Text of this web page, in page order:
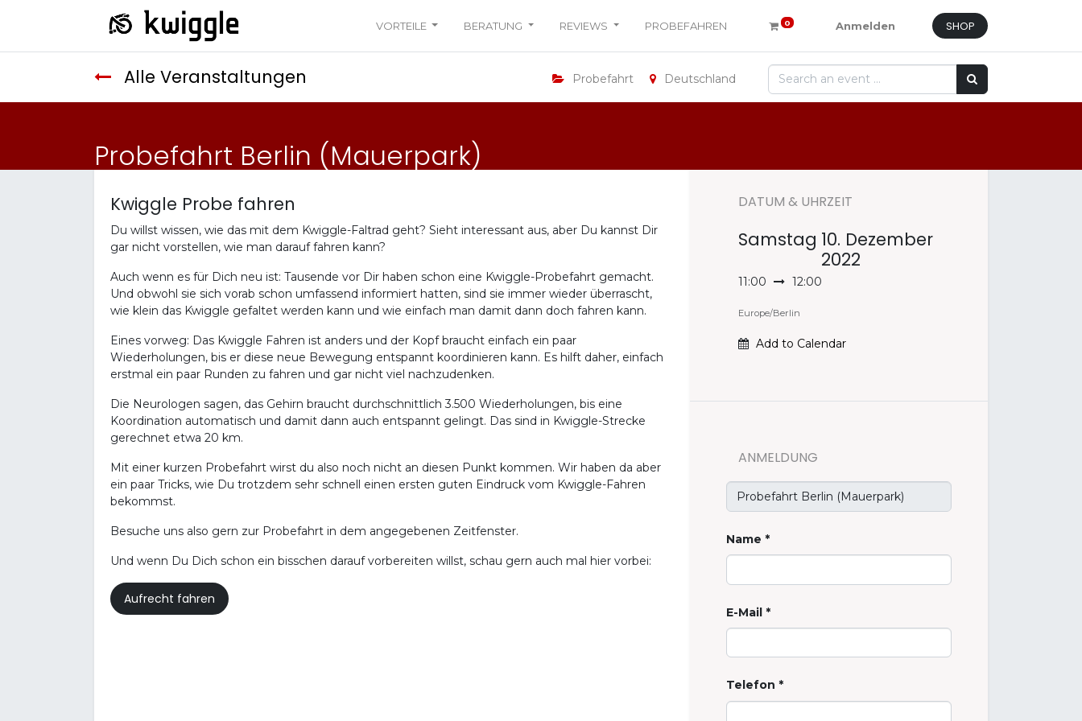
VORTEILE BERATUNG REVIEWS PROBEFAHREN 0 Anmelden SHOP
Alle Veranstaltungen Probefahrt Deutschland
Probefahrt Berlin (Mauerpark)
Kwiggle Probe fahren
Du willst wissen, wie das mit dem Kwiggle-Faltrad geht? Sieht interessant aus, aber Du kannst Dir
gar nicht vorstellen, wie man darauf fahren kann?
Auch wenn es für Dich neu ist: Tausende vor Dir haben schon eine Kwiggle-Probefahrt gemacht.
Und obwohl sie sich vorab schon umfassend informiert hatten, sind sie immer wieder überrascht,
wie klein das Kwiggle gefaltet werden kann und wie einfach man damit dann doch fahren kann.
Eines vorweg: Das Kwiggle Fahren ist anders und der Kopf braucht einfach ein paar
Wiederholungen, bis er diese neue Bewegung entspannt koordinieren kann. Es hilft daher, einfach
erstmal ein paar Runden zu fahren und gar nicht viel nachzudenken.
Die Neurologen sagen, das Gehirn braucht durchschnittlich 3.500 Wiederholungen, bis eine
Koordination automatisch und damit dann auch entspannt gelingt. Das sind in Kwiggle-Strecke
gerechnet etwa 20 km.
Mit einer kurzen Probefahrt wirst du also noch nicht an diesen Punkt kommen. Wir haben da aber
ein paar Tricks, wie Du trotzdem sehr schnell einen ersten guten Eindruck vom Kwiggle-Fahren
bekommst.
Besuche uns also gern zur Probefahrt in dem angegebenen Zeitfenster.
Und wenn Du Dich schon ein bisschen darauf vorbereiten willst, schau gern auch mal hier vorbei:
Aufrecht fahren
DATUM & UHRZEIT
Samstag 10. Dezember
2022
11:00 12:00
Europe/Berlin
Add to Calendar
ANMELDUNG
Name
E-Mail
Telefon